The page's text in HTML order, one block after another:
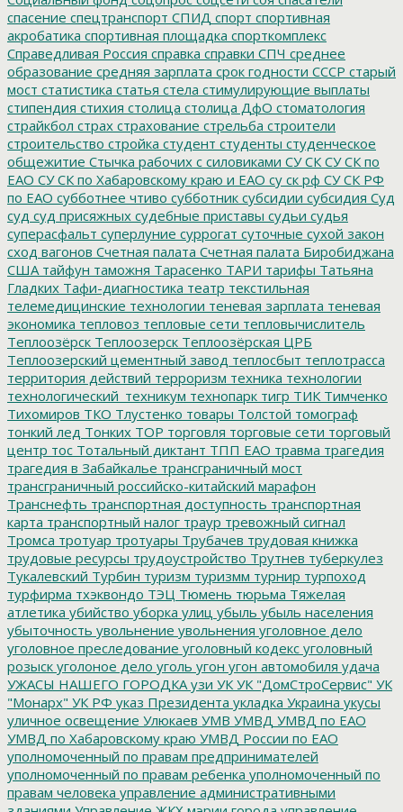
спасение спецтранспорт СПИД спорт спортивная
акробатика спортивная площадка спорткомплекс
Справедливая Россия справка справки СПЧ среднее
образование средняя зарплата срок годности СССР старый
мост статистика статья стела стимулирующие выплаты
стипендия стихия столица столица ДфО стоматология
страйкбол страх страхование стрельба строители
строительство стройка студент студенты студенческое
общежитие Стычка рабочих с силовиками СУ СК СУ СК по
ЕАО СУ СК по Хабаровскому краю и ЕАО су ск рф СУ СК РФ
по ЕАО субботнее чтиво субботник субсидии субсидия Суд
суд суд присяжных судебные приставы судьи судья
суперасфальт суперлуние суррогат суточные сухой закон
сход вагонов Счетная палата Счетная палата Биробиджана
США тайфун таможня Тарасенко ТАРИ тарифы Татьяна
Гладких Тафи-диагностика театр текстильная
телемедицинские технологии теневая зарплата теневая
экономика тепловоз тепловые сети тепловычислитель
Теплоозёрск Теплоозерск Теплоозёрская ЦРБ
Теплоозерский цементный завод теплосбыт теплотрасса
территория действий терроризм техника технологии
технологический_техникум технопарк тигр ТИК Тимченко
Тихомиров ТКО Тлустенко товары Толстой томограф
тонкий лед Тонких ТОР торговля торговые сети торговый
центр тос Тотальный диктант ТПП ЕАО травма трагедия
трагедия в Забайкалье трансграничный мост
трансграничный российско-китайский марафон
Транснефть транспортная доступность транспортная
карта транспортный налог траур тревожный сигнал
Тромса тротуар тротуары Трубачев трудовая книжка
трудовые ресурсы трудоустройство Трутнев туберкулез
Тукалевский Турбин туризм туризмм турнир турпоход
турфирма тхэквондо ТЭЦ Тюмень тюрьма Тяжелая
атлетика убийство уборка улиц убыль убыль населения
убыточность увольнение увольнения уголовное дело
уголовное преследование уголовный кодекс уголовный
розыск уголоное дело уголь угон угон автомобиля удача
УЖАСЫ НАШЕГО ГОРОДКА узи УК УК "ДомСтроСервис" УК
"Монарх" УК РФ указ Президента укладка Украина укусы
уличное освещение Улюкаев УМВ УМВД УМВД по ЕАО
УМВД по Хабаровскому краю УМВД России по ЕАО
уполномоченный по правам предпринимателей
уполномоченный по правам ребенка уполномоченный по
правам человека управление административными